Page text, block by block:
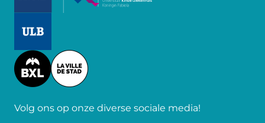
Image
Volg ons op onze diverse sociale media!